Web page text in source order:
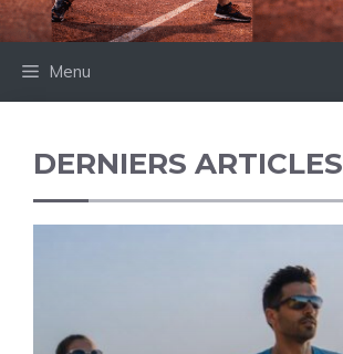
Menu
DERNIERS ARTICLES